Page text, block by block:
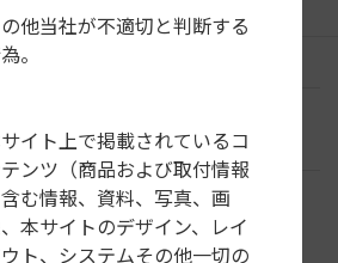
ミニ ジョンクーパーワークスク
ジョンクーパーワークスペース
他当社が不適切と判断する
。
イト上で掲載されているコ
テンツ（商品および取付情報
む情報、資料、写真、画
本サイトのデザイン、レイ
ト、システムその他一切の